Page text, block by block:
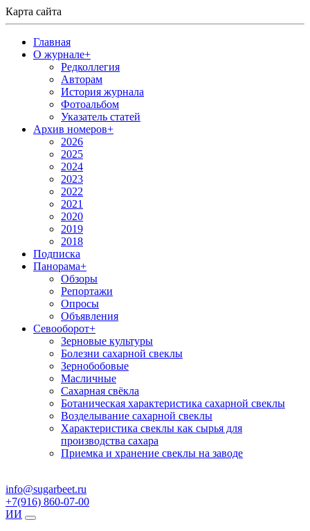
Карта сайта
Главная
О журнале+
Редколлегия
Авторам
История журнала
Фотоальбом
Указатель статей
Архив номеров+
2026
2025
2024
2023
2022
2021
2020
2019
2018
Подписка
Панорама+
Обзоры
Репортажи
Опросы
Объявления
Севооборот+
Зерновые культуры
Болезни сахарной свеклы
Зернобобовые
Масличные
Сахарная свёкла
Ботаническая характеристика сахарной свеклы
Возделывание сахарной свеклы
Характеристика свеклы как сырья для
производства сахара
Приемка и хранение свеклы на заводе
info@sugarbeet.ru
+7(916) 860-07-00
ИИ